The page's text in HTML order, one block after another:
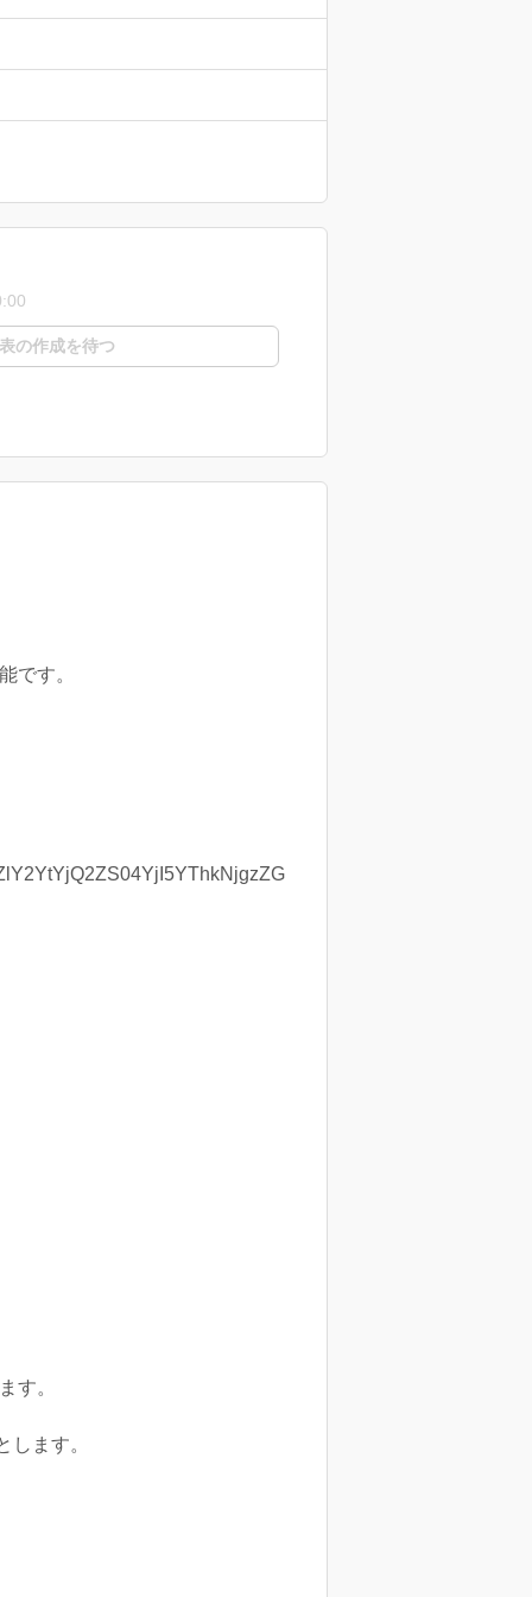
の作成を待つ
です。
す。
します。